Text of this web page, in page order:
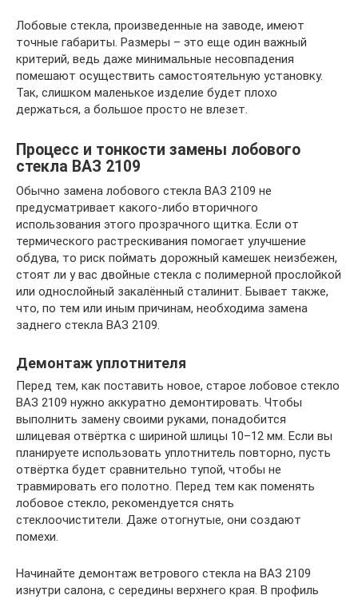
Лобовые стекла, произведенные на заводе, имеют
точные габариты. Размеры – это еще один важный
критерий, ведь даже минимальные несовпадения
помешают осуществить самостоятельную установку.
Так, слишком маленькое изделие будет плохо
держаться, а большое просто не влезет.
Процесс и тонкости замены лобового
стекла ВАЗ 2109
Обычно замена лобового стекла ВАЗ 2109 не
предусматривает какого-либо вторичного
использования этого прозрачного щитка. Если от
термического растрескивания помогает улучшение
обдува, то риск поймать дорожный камешек неизбежен,
стоят ли у вас двойные стекла с полимерной прослойкой
или однослойный закалённый сталинит. Бывает также,
что, по тем или иным причинам, необходима замена
заднего стекла ВАЗ 2109.
Демонтаж уплотнителя
Перед тем, как поставить новое, старое лобовое стекло
ВАЗ 2109 нужно аккуратно демонтировать. Чтобы
выполнить замену своими руками, понадобится
шлицевая отвёртка с шириной шлицы 10–12 мм. Если вы
планируете использовать уплотнитель повторно, пусть
отвёртка будет сравнительно тупой, чтобы не
травмировать его полотно. Перед тем как поменять
лобовое стекло, рекомендуется снять
стеклоочистители. Даже отогнутые, они создают
помехи.
Начинайте демонтаж ветрового стекла на ВАЗ 2109
изнутри салона, с середины верхнего края. В профиль